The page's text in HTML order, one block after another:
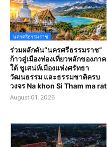
นครศรีธรรมราช
ร่วมผลักดัน“นครศรีธรรมราช”
ก้าวสู่เมืองท่องเที่ยวหลักของภาค
ใต้ ชูเสน่ห์เมืองแห่งศรัทธา
วัฒนธรรม และธรรมชาติครบ
วงจร Na khon Si Tham ma rat
August 01, 2026